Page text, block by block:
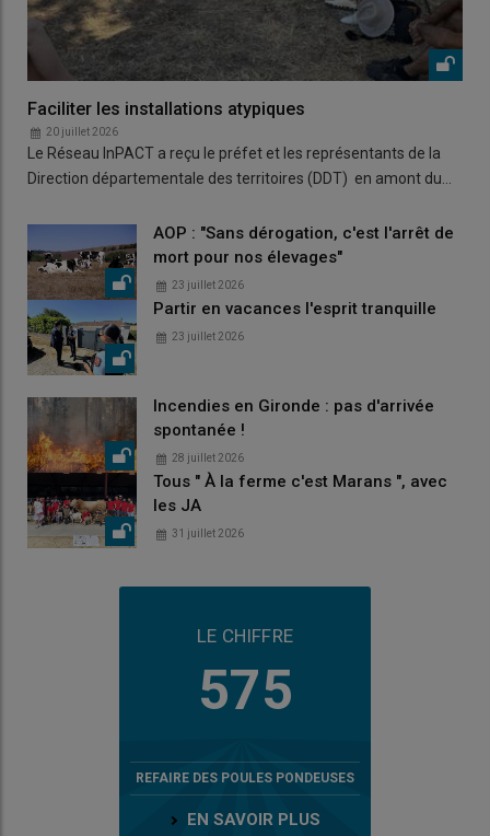
Faciliter les installations atypiques
20 juillet 2026
Le Réseau InPACT a reçu le préfet et les représentants de la
Direction départementale des territoires (DDT) en amont du…
AOP : "Sans dérogation, c'est l'arrêt de
mort pour nos élevages"
23 juillet 2026
Partir en vacances l'esprit tranquille
23 juillet 2026
Incendies en Gironde : pas d'arrivée
spontanée !
28 juillet 2026
Tous " À la ferme c'est Marans ", avec
les JA
31 juillet 2026
LE CHIFFRE
575
REFAIRE DES POULES PONDEUSES
EN SAVOIR PLUS